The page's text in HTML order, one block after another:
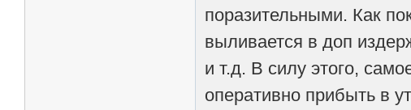
поразительными. Как
выливается в доп
и т.д. В силу этого,
оперативно прибыть в